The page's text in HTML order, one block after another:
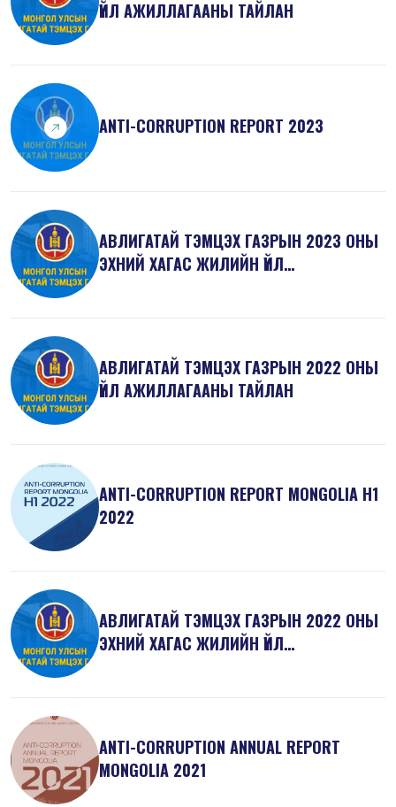
ҮЙЛ АЖИЛЛАГААНЫ ТАЙЛАН
ANTI-СORRUPTION REPORT 2023
АВЛИГАТАЙ ТЭМЦЭХ ГАЗРЫН 2023 ОНЫ
ЭХНИЙ ХАГАС ЖИЛИЙН ҮЙЛ
АВЛИГАТАЙ ТЭМЦЭХ ГАЗРЫН 2022 ОНЫ
ҮЙЛ АЖИЛЛАГААНЫ ТАЙЛАН
ANTI-СORRUPTION REPORT MONGOLIA H1
2022
АВЛИГАТАЙ ТЭМЦЭХ ГАЗРЫН 2022 ОНЫ
ЭХНИЙ ХАГАС ЖИЛИЙН ҮЙЛ
ANTI-СORRUPTION ANNUAL REPORT
MONGOLIA 2021